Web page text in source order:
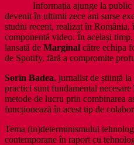
Informația ajunge la public în
devenit în ultimii zece ani surse
studiu recent, realizat în România,
componentă video. În același
lansată de Marginal către echipa
de Spotify, fără a compromite
Sorin Badea, jurnalist de știință
practici sunt fundamental
metode de lucru prin combinarea
funcționează în acest tip de
Tema (in)determinismului
contemporane în raport cu